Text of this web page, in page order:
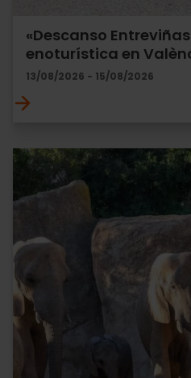
«Descanso
enoturística en
13/08/2026 - 15/08/2026